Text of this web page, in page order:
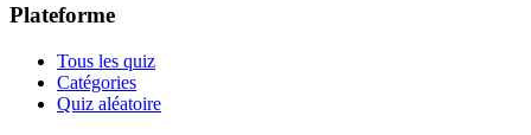
Plateforme
Tous les quiz
Catégories
Quiz aléatoire